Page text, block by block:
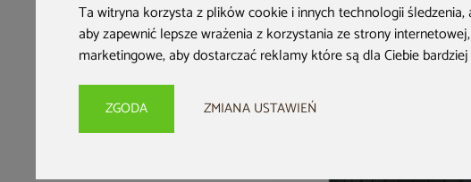
Ta witryna korzysta z plików cookie i innych technologii
aby zapewnić lepsze wrażenia z korzystania ze strony internetowej
marketingowe,aby dostarczać reklamy które są dla Ciebie
ZGODA ZMIANA USTAWIEŃ